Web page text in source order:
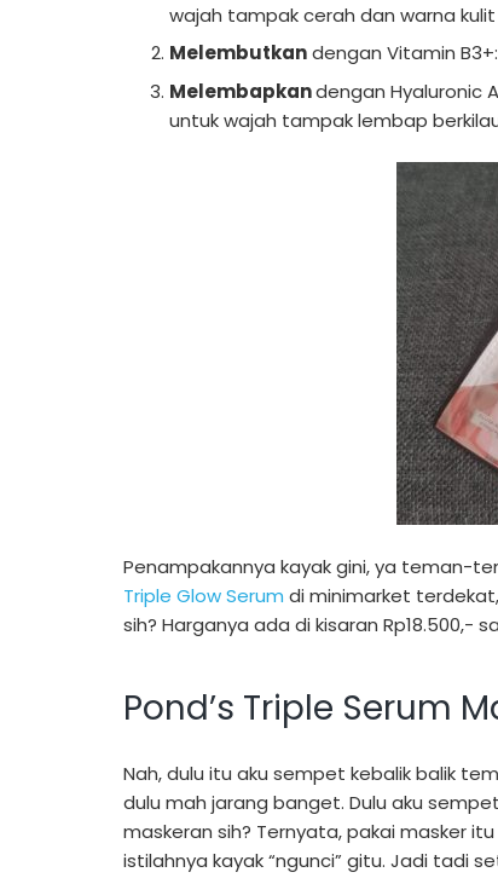
wajah tampak cerah dan warna
Melembutkandengan Vitamin
Melembapkandengan Hyaluronic
untuk wajah tampak lembap
Penampakannya kayak gini, ya teman-
Triple Glow Serum di minimarket
sih? Harganya ada di kisaran Rp18.500,-
Pond’s Triple Serum
Nah, dulu itu aku sempet kebalik balik
dulu mah jarang banget. Dulu aku
maskeran sih? Ternyata, pakai masker
istilahnya kayak “ngunci” gitu. Jadi tadi